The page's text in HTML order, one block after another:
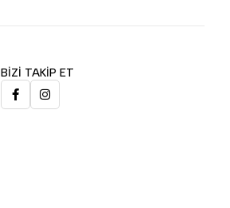
BİZİ TAKİP ET